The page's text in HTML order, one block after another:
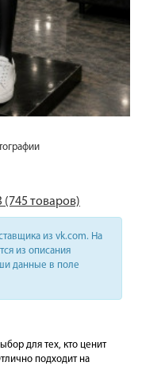
(745 товаров)
из vk.com. На
из описания
данные в поле
для тех, кто ценит
подходит на